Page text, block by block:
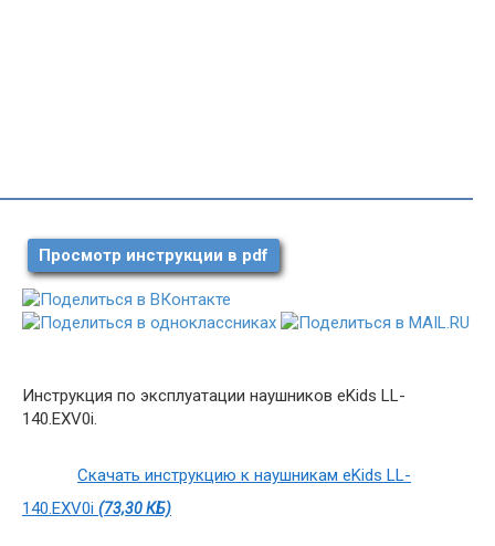
Просмотр инструкции в pdf
Инструкция по эксплуатации наушников eKids LL-
140.EXV0i.
Скачать инструкцию к наушникам eKids LL-
140.EXV0i (73,30 КБ)